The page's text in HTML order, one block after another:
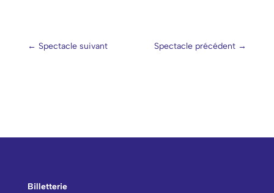
← Spectacle suivant Spectacle précédent →
Billetterie